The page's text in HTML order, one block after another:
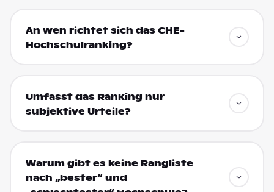
An wen richtet sich das CHE-
Hochschulranking?
Umfasst das Ranking nur
subjektive Urteile?
Warum gibt es keine Rangliste
nach „bester“ und